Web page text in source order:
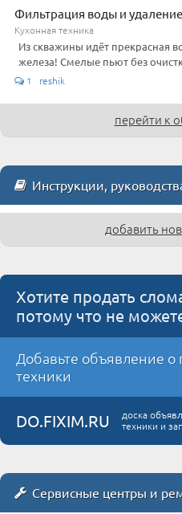
Фильтрация воды и
Кухонная техника
Из скважины идёт прекрасная
железа! Смелые пьют без
1 reshik
перейти к
Инструкции,
добавить
Хотите продать
потому что не
Добавьте объявление
техники
DO.FIXIM.RU
доска
техники и
Сервисные центры и